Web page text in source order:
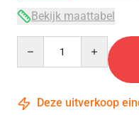
Bekijk maattabel
Deze uitverkoop